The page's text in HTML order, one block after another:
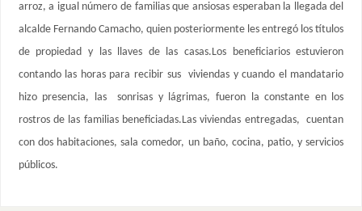
arroz, a igual número de familias que ansiosas esperaban la llegada del
alcalde Fernando Camacho, quien posteriormente les entregó los títulos
de propiedad y las llaves de las casas.Los beneficiarios estuvieron
contando las horas para recibir sus viviendas y cuando el mandatario
hizo presencia, las sonrisas y lágrimas, fueron la constante en los
rostros de las familias beneficiadas.Las viviendas entregadas, cuentan
con dos habitaciones, sala comedor, un baño, cocina, patio, y servicios
públicos.